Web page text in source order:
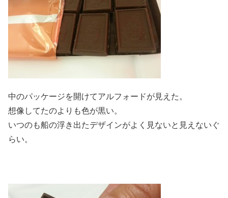
中のパッケージを開けてアルフォードが見えた。
想像してたのよりも色が黒い。
いつのも船の浮き出たデザインがよく見ないと見えないぐ
らい。